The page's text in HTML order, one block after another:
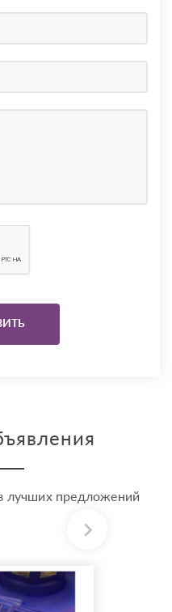
лучших предложений